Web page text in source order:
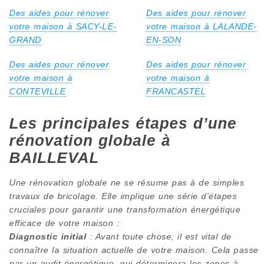
Des aides pour rénover
votre maison à SACY-LE-
GRAND
Des aides pour rénover
votre maison à LALANDE-
EN-SON
Des aides pour rénover
votre maison à
CONTEVILLE
Des aides pour rénover
votre maison à
FRANCASTEL
Les principales étapes d’une
rénovation globale à
BAILLEVAL
Une rénovation globale ne se résume pas à de simples
travaux de bricolage. Elle implique une série d’étapes
cruciales pour garantir une transformation énergétique
efficace de votre maison :
Diagnostic initial : Avant toute chose, il est vital de
connaître la situation actuelle de votre maison. Cela passe